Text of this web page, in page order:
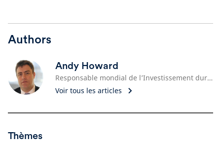
Authors
Andy Howard
Responsable mondial de l’Investissement durable
Voir tous les articles
Thèmes